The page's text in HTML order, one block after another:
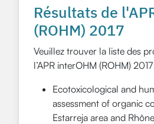
Résultats de
(ROHM) 2017
Veuillez trouver la liste des
l’APR interOHM (ROHM)
Ecotoxicological and
assessment of organic
Estarreja area and